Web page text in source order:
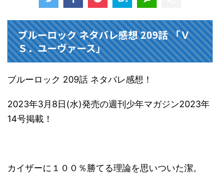
ブルーロック ネタバレ感想 209話 「Ｖ
Ｓ．ユーヴァース」
ブルーロック 209話 ネタバレ感想！
2023年3月8日(水)発売の週刊少年マガジン2023年
14号掲載！
カイザーに１００％勝てる理論を思いついた潔。